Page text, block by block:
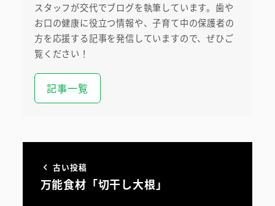
スタッフが交代でブログを執筆しています。歯や
お口の健康に役立つ情報や、子育て中の保護者の
方を応援する記事を発信していますので、ぜひご
覧ください！
記事一覧
古い投稿
万能食材「切干し大根」